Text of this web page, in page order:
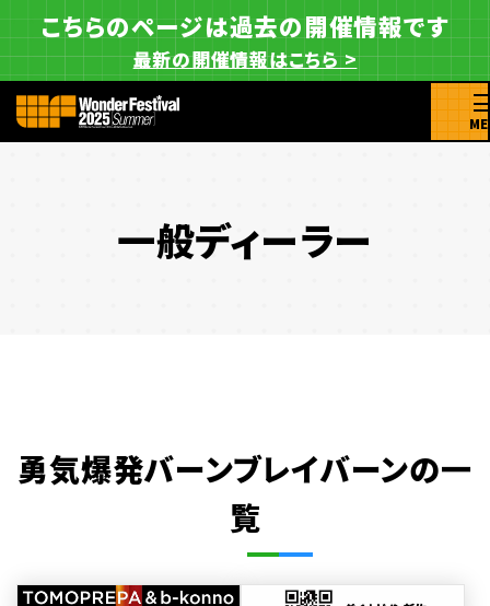
こちらのページは過去の開催情報です
最新の開催情報はこちら >
一般ディーラー
勇気爆発バーンブレイバーンの一
覧